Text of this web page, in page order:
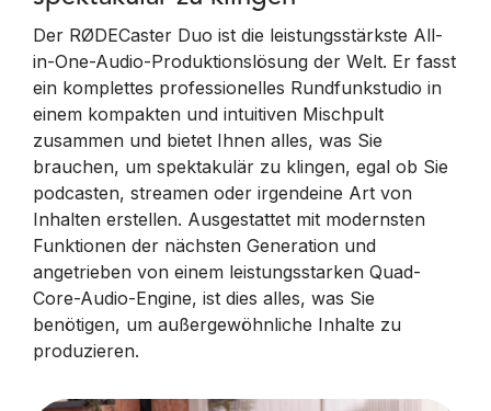
Der RØDECaster Duo ist die leistungsstärkste All-
in-One-Audio-Produktionslösung der Welt. Er fasst
ein komplettes professionelles Rundfunkstudio in
einem kompakten und intuitiven Mischpult
zusammen und bietet Ihnen alles, was Sie
brauchen, um spektakulär zu klingen, egal ob Sie
podcasten, streamen oder irgendeine Art von
Inhalten erstellen. Ausgestattet mit modernsten
Funktionen der nächsten Generation und
angetrieben von einem leistungsstarken Quad-
Core-Audio-Engine, ist dies alles, was Sie
benötigen, um außergewöhnliche Inhalte zu
produzieren.